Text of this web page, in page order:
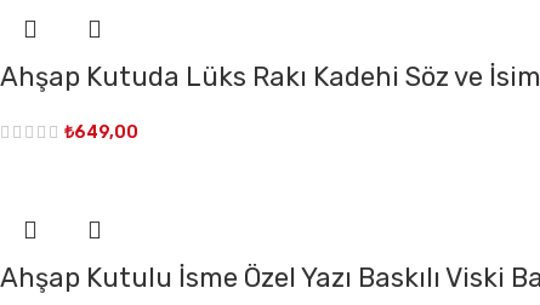
Ahşap Kutuda Lüks Rakı Kadehi Söz ve İsim
₺649,00
Ahşap Kutulu İsme Özel Yazı Baskılı Viski